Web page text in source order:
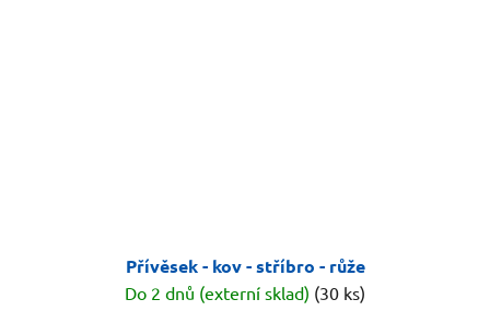
Přívěsek - kov - stříbro - růže
Do 2 dnů (externí sklad) (30 ks)